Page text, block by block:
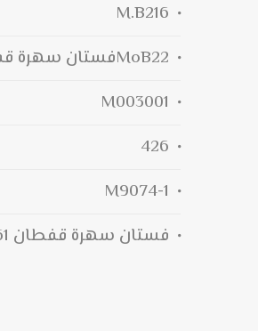
M.B216
MoB22فستان سهرة قفطان
M003001
426
M9074-1
فستان سهرة قفطان M9061